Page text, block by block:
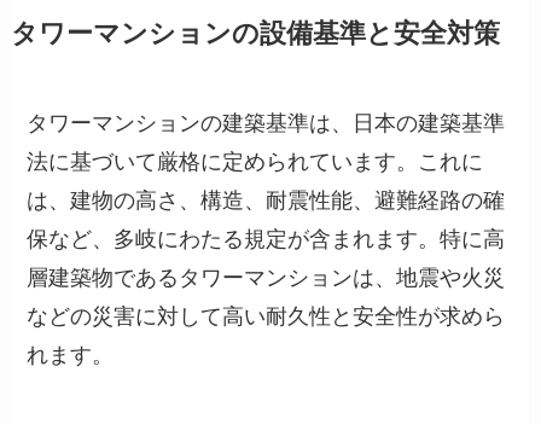
タワーマンションの設備基準と安全対策
タワーマンションの建築基準は、日本の建築基準
法に基づいて厳格に定められています。これに
は、建物の高さ、構造、耐震性能、避難経路の確
保など、多岐にわたる規定が含まれます。特に高
層建築物であるタワーマンションは、地震や火災
などの災害に対して高い耐久性と安全性が求めら
れます。